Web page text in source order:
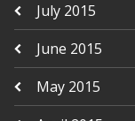
July 2015
June 2015
May 2015